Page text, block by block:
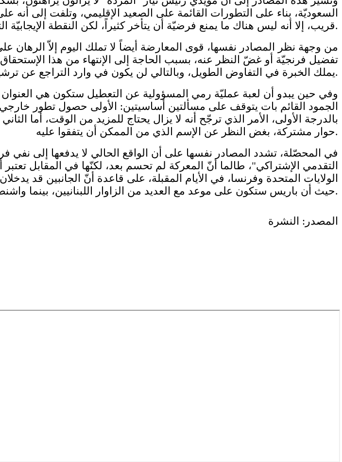
السعوديّة، بناء على التطورات القائمة على الصعيد الإقليمي، وتلفت إلى
قريب، إلا أنه ليس هناك ما يمنع فرضيّة أن يتأخر كثيراً، لكن النقطة الإيجابيّة التي لديهم هي فشل المعارضين بالإتفاق على مرشح بديل.
من وجهة نظر المصادر نفسها، قوى المعارضة أيضاً لا تملك اليوم إلاّ
تفضيل فرنجيّة أو غضّ النظر عنه، بسبب الحاجة إلى الإنتهاء من هذا
يملك الخبرة في التفاوض الطويل، وبالتالي لن يكون في وارد التراجع عن ترشيحه بسهولة.
وفي حين يبدو أن لعبة عمليّة رمي المسؤولية عن التعطيل ستكون هي العنوان
الجمود القائم بات يتوقف على مسألتين أساسيتين: الأولى حصول تطور
بالدرجة الأولى، الأمر الذي ترجّح أنه لا يزال يحتاج للمزيد من الوقت، أما
حوار مشتركة، بغض النظر عن الإسم الذي من الممكن أن يتفقوا عليه.
في المحصّلة، تشدد المصادر نفسها على أن الواقع الحالي لا يدفعها إلى
التقدمي الإشتراكي"، طالما أنّ المعركة لم تحسم بعد، لكنّها في المقابل
الولايات المتحدة​ و​فرنسا​، في الأيام المقبلة، على قاعدة أنّ الجانبين قد
حيث أن باريس ستكون على موعد مع العديد من الزاوار اللبنانيين، بينما واشنطن تراقب جيداً الوضع في حاكميّة مصرف لبنان.
المصدر: النشرة